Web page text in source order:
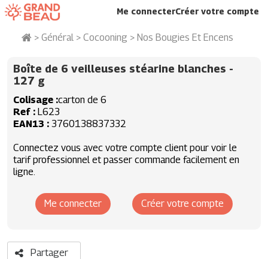
Me connecterCréer votre compte
> Général > Cocooning > Nos Bougies Et Encens
Boîte de 6 veilleuses stéarine blanches -
127 g
Colisage carton de 6
Ref
L623
EAN13
3760138837332
Connectez vous avec votre compte client pour voir le
tarif professionnel et passer commande facilement en
ligne.
Me connecter Créer votre compte
Partager